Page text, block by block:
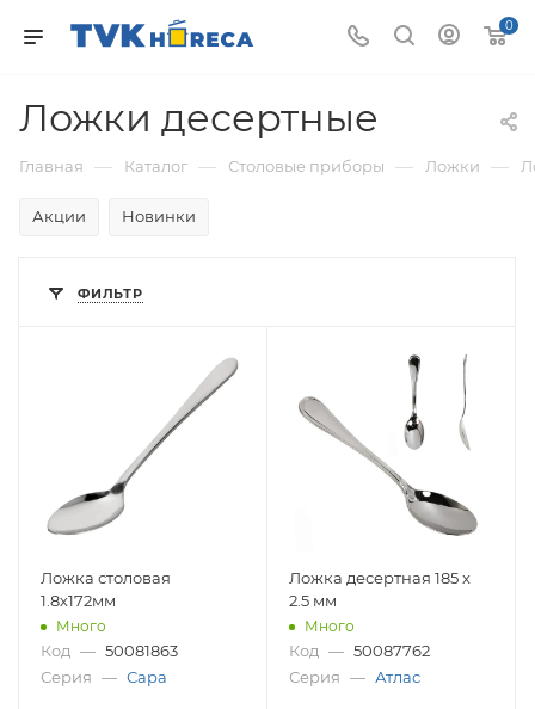
0
Ложки десертные
Главная — Каталог — Столовые приборы — Ложки —
Акции Новинки
ФИЛЬТР
Ложка столовая
1.8х172мм
Много
Код — 50081863
Серия — Сара
Ложка десертная 185 x
2.5 мм
Много
Код — 50087762
Серия — Атлас